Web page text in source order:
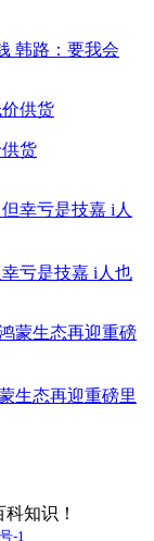
韩路：要我会
货
亏是技嘉 i人也
生态再迎重磅里
知识！
-1